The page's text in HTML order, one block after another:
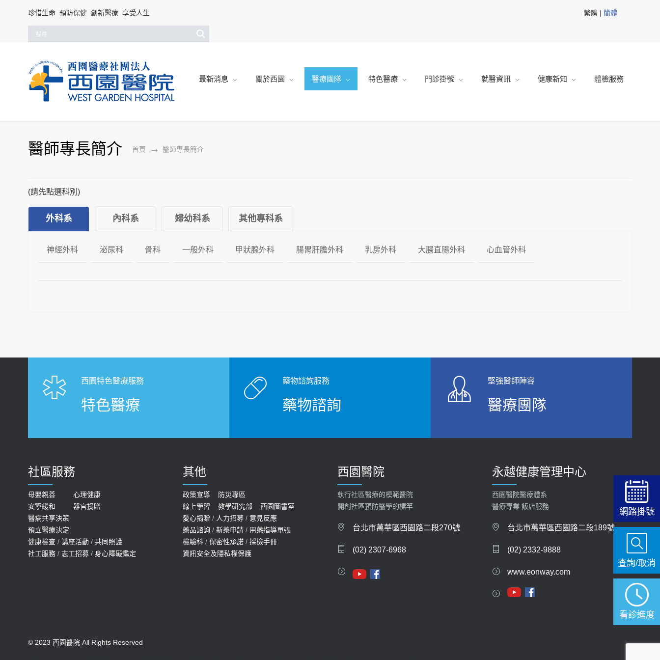
珍惜生命 預防保健 創新醫療 享受人生 繁體 | 簡體
最新消息 關於西園 醫療團隊 特色醫療 門診掛號 就醫資訊 健康新知 體檢服務
醫師專長簡介 首頁 醫師專長簡介
(請先點選科別)
外科系 內科系 婦幼科系 其他專科系
神經外科 泌尿科 骨科 一般外科 甲狀腺外科 腸胃肝膽外科 乳房外科 大腸直腸外科 心血管外科
西園特色醫療服務
特色醫療
藥物諮詢服務
藥物諮詢
堅強醫師陣容
醫療團隊
社區服務
母嬰親善
心理健康
安寧緩和
器官捐贈
醫病共享決策
預立醫療決定
健康檢查 / 講座活動 / 共同照護
社工服務 / 志工招募 / 身心障礙鑑定
其他
政策宣導
防災專區
線上學習
教學研究部
西園圖書室
愛心捐贈 / 人力招募 / 意見反應
藥品諮詢 / 新藥申請 / 用藥指導單張
檢驗科 / 保密性承諾 / 採檢手冊
資訊安全及隱私權保護
西園醫院
執行社區醫療的模範醫院
開創社區預防醫學的標竿
台北市萬華區西園路二段270號
(02) 2307-6968
永越健康管理中心
西園醫院醫療體系
醫療專業 飯店服務
台北市萬華區西園路二段189號
(02) 2332-9888
www.eonway.com
© 2023 西園醫院 All Rights Reserved
網路掛號
看診進度
查詢/取消